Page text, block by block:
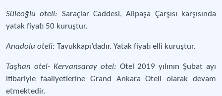
Süleoğlu oteli: Saraçlar Caddesi, Alipaşa Çarşısı karşısında
yatak fiyatı 50 kuruştur.
Anadolu oteli: Tavukkapı’dadır. Yatak fiyatı elli kuruştur.
Taşhan otel- Kervansaray otel: Otel 2019 yılının Şubat ayı
itibariyle faaliyetlerine Grand Ankara Oteli olarak devam
etmektedir.